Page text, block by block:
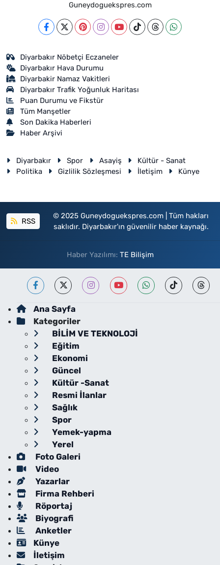
Guneydoguekspres.com
Diyarbakır Nöbetçi Eczaneler
Diyarbakır Hava Durumu
Diyarbakir Namaz Vakitleri
Diyarbakır Trafik Yoğunluk Haritası
Puan Durumu ve Fikstür
Tüm Manşetler
Son Dakika Haberleri
Haber Arşivi
Diyarbakır Spor Asayiş
Kültür - Sanat
Politika
Gizlilik Sözleşmesi İletişim Künye
RSS
© 2025 Guneydoguekspres.com | Tüm hakları
saklıdır. Diyarbakır'ın güvenilir haber kaynağı.
Haber Yazılımı: TE Bilişim
Ana Sayfa
Kategoriler
BİLİM VE TEKNOLOJİ
Eğitim
Ekonomi
Güncel
Kültür -Sanat
Resmi İlanlar
Sağlık
Spor
Yemek-yapma
Yerel
Foto Galeri
Video
Yazarlar
Firma Rehberi
Röportaj
Biyografi
Anketler
Künye
İletişim